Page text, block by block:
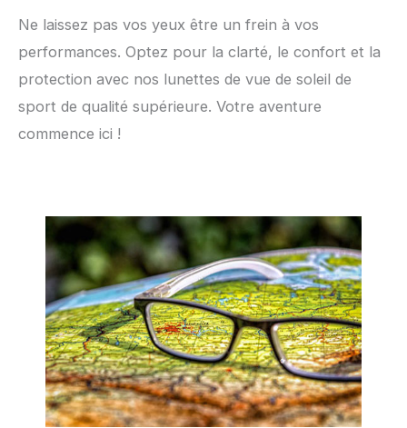
Ne laissez pas vos yeux être un frein à vos
performances. Optez pour la clarté, le confort et la
protection avec nos lunettes de vue de soleil de
sport de qualité supérieure. Votre aventure
commence ici !